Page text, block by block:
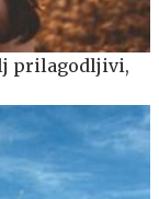
prilagodljivi,